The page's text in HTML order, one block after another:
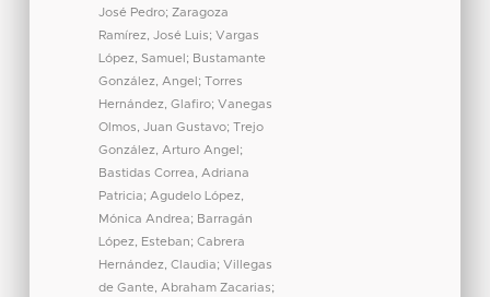
José Pedro; Zaragoza
Ramírez, José Luis; Vargas
López, Samuel ; Bustamante
González, Angel ; Torres
Hernández, Glafiro; Vanegas
Olmos, Juan Gustavo; Trejo
González, Arturo Angel ;
Bastidas Correa, Adriana
Patricia; Agudelo López,
Mónica Andrea; Barragán
López, Esteban; Cabrera
Hernández, Claudia; Villegas
de Gante, Abraham Zacarias;